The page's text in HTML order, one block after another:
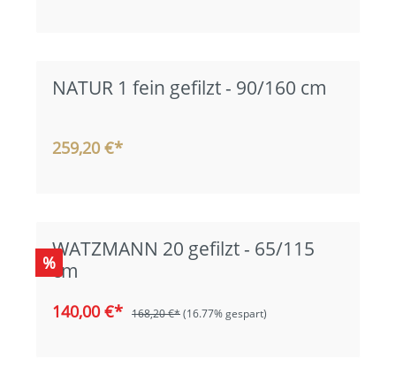
NATUR 1 fein gefilzt - 90/160 cm
259,20 €*
%
WATZMANN 20 gefilzt - 65/115
cm
140,00 €* 168,20 €*(16.77% gespart)